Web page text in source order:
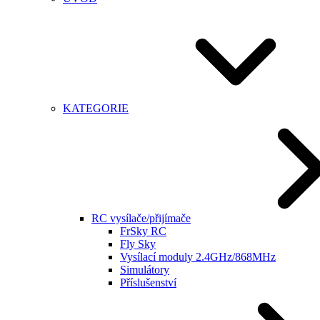
KATEGORIE
RC vysílače/přijímače
FrSky RC
Fly Sky
Vysílací moduly 2.4GHz/868MHz
Simulátory
Příslušenství